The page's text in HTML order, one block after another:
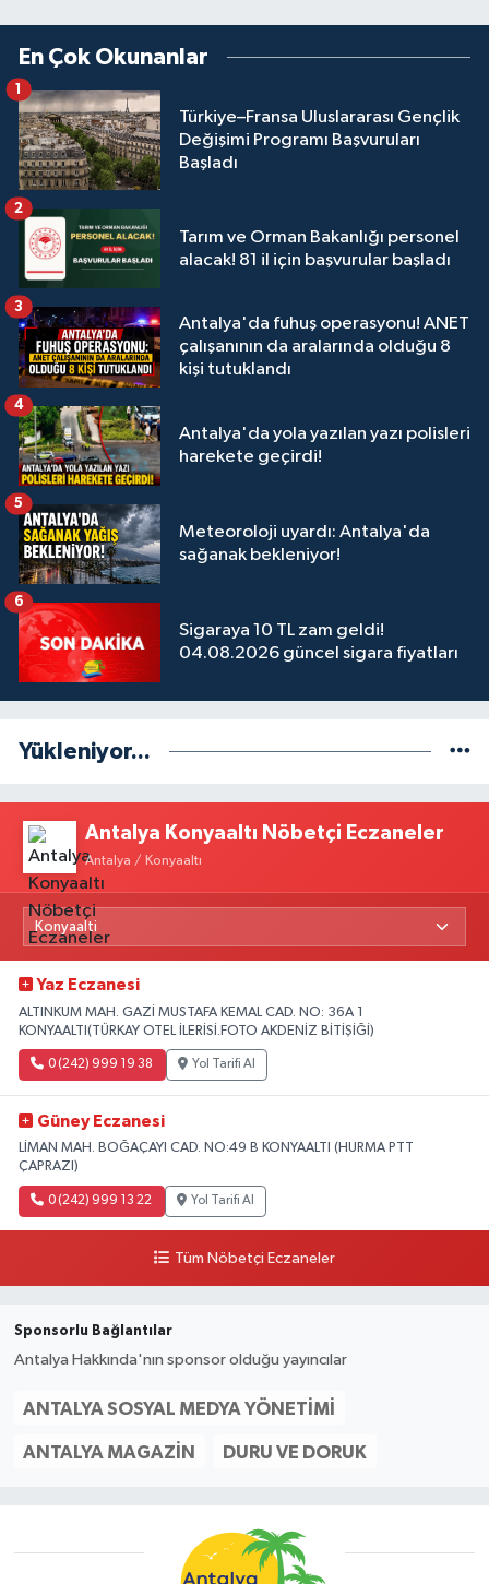
En Çok Okunanlar
Türkiye–Fransa Uluslararası Gençlik
Değişimi Programı Başvuruları
Başladı
1
Tarım ve Orman Bakanlığı personel
alacak! 81 il için başvurular başladı
2
Antalya'da fuhuş operasyonu! ANET
çalışanının da aralarında olduğu 8
kişi tutuklandı
3
Antalya'da yola yazılan yazı polisleri
harekete geçirdi!
4
Meteoroloji uyardı: Antalya'da
sağanak bekleniyor!
5
Sigaraya 10 TL zam geldi!
04.08.2026 güncel sigara fiyatları
6
Yükleniyor...
Antalya Konyaaltı Nöbetçi Eczaneler
Antalya / Konyaaltı
Yaz Eczanesi
ALTINKUM MAH. GAZİ MUSTAFA KEMAL CAD. NO: 36A 1
KONYAALTI(TÜRKAY OTEL İLERİSİ.FOTO AKDENİZ BİTİŞİĞİ)
0 (242) 999 19 38 Yol Tarifi Al
Güney Eczanesi
LİMAN MAH. BOĞAÇAYI CAD. NO:49 B KONYAALTI (HURMA PTT
ÇAPRAZI)
0 (242) 999 13 22 Yol Tarifi Al
Tüm Nöbetçi Eczaneler
Sponsorlu Bağlantılar
Antalya Hakkında'nın sponsor olduğu yayıncılar
ANTALYA SOSYAL MEDYA YÖNETIMI
ANTALYA MAGAZIN DURU VE DORUK